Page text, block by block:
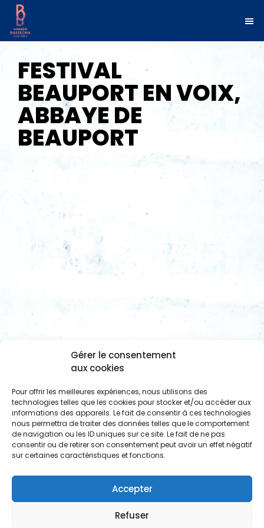
Gérer le consentement
aux cookies
Pour offrir les meilleures expériences, nous utilisons des
technologies telles que les cookies pour stocker et/ou accéder aux
informations des appareils. Le fait de consentir à ces technologies
nous permettra de traiter des données telles que le comportement
de navigation ou les ID uniques sur ce site. Le fait de ne pas
consentir ou de retirer son consentement peut avoir un effet négatif
sur certaines caractéristiques et fonctions.
Accepter
Refuser
Passer
la
navigation
principale
Passer
au
contenu
principal
Rassegna
musiques
mouvement
FESTIVAL
BEAUPORT EN VOIX,
ABBAYE DE
BEAUPORT